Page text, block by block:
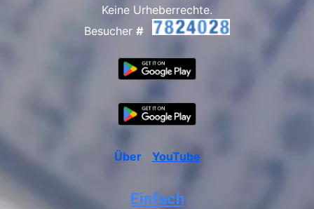
Keine Urheberrechte.
Besucher #
Über YouTube
Einfach